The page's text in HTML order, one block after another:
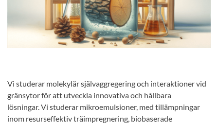
Vi studerar molekylär självaggregering och interaktioner vid
gränsytor för att utveckla innovativa och hållbara
lösningar. Vi studerar mikroemulsioner, med tillämpningar
inom resurseffektiv träimpregnering, biobaserade